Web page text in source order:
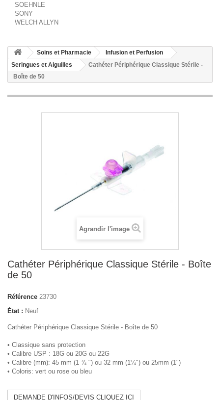
SOEHNLE
SONY
WELCH ALLYN
Soins et Pharmacie
Infusion et Perfusion
Seringues et Aiguilles
Cathéter Périphérique Classique Stérile -
Boîte de 50
Agrandir l'image
Cathéter Périphérique Classique Stérile - Boîte
de 50
Référence 23730
État : Neuf
Cathéter Périphérique Classique Stérile - Boîte de 50
• Classique sans protection
• Calibre USP : 18G ou 20G ou 22G
• Calibre (mm): 45 mm (1 ¾ ") ou 32 mm (1¼") ou 25mm (1")
• Coloris: vert ou rose ou bleu
DEMANDE D'INFOS/DEVIS CLIQUEZ ICI